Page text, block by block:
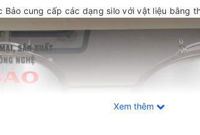
cung cấp các dạng silo với vật liệu bằng
Xem thêm